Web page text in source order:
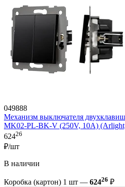
049888
Механизм выключателя
MK02-PL-BK-V (250V, 10A)
62426
₽/шт
В наличии
Коробка (картон) 1 шт — 62426 ₽